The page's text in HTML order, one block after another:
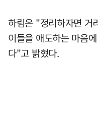
하림은 "정리하자면 거
이들을 애도하는 마음
다"고 밝혔다.